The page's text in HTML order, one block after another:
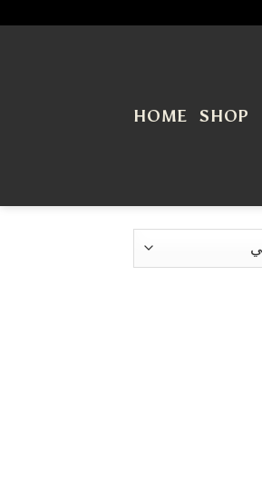
SHOP
HOME